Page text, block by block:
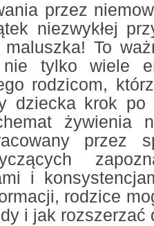
przez
niezwykłej
To
nie tylko wiele
rodzicom,
dziecka krok
żywienia
przez
i
rodzice
i jak rozszerzać